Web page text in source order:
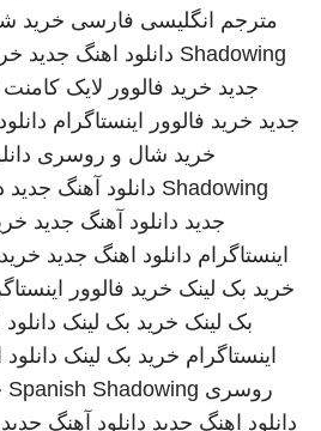
مترجم انگلیسی فارسی خرید
Shadowing دانلود اهنگ جدید
جدید خرید فالوور لایک کامنت
جدید خرید فالوور اینستاگرام
خرید شال و روسری
Shadowing دانلود آهنگ جدید
جدید دانلود آهنگ جدید
اینستاگرام دانلود اهنگ جدید
خرید بک لینک خرید فالوور
بک لینک خرید بک لینک
اینستاگرام خرید بک لینک
روسری Spanish Shadowing
دانلود اهنگ جدید دانلود آهنگ جدید